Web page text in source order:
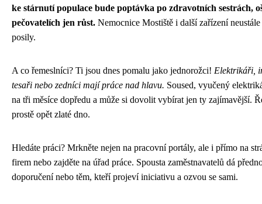
ke stárnutí populace bude poptávka po zdravotních sestrách,
pečovatelích jen růst. Nemocnice Mostiště i další zařízení
posily.
A co řemeslníci? Ti jsou dnes pomalu jako jednorožci! Elektrikáři,
tesaři nebo zedníci mají práce nad hlavu. Soused, vyučený
na tři měsíce dopředu a může si dovolit vybírat jen ty zajímavější.
prostě opět zlaté dno.
Hledáte práci? Mrkněte nejen na pracovní portály, ale i přímo na
firem nebo zajděte na úřad práce. Spousta zaměstnavatelů dá
doporučení nebo těm, kteří projeví iniciativu a ozvou se sami.